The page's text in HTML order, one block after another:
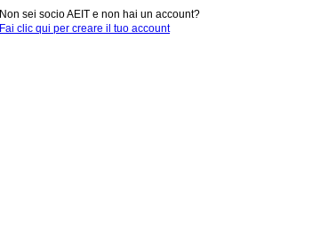
Non sei socio AEIT e non hai un account?
Fai clic qui per creare il tuo account